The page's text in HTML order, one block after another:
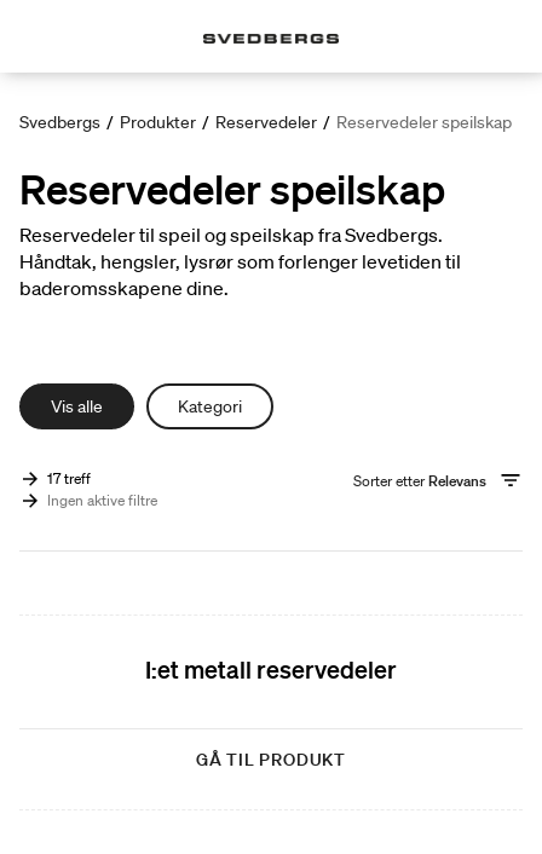
Svedbergs / Produkter / Reservedeler / Reservedeler speilskap
Reservedeler speilskap
Reservedeler til speil og speilskap fra Svedbergs.
Håndtak, hengsler, lysrør som forlenger levetiden til
baderomsskapene dine.
Vis alle Kategori
17 treff
Ingen aktive filtre
Sorter etterRelevans
I:et metall reservedeler
GÅ TIL PRODUKT